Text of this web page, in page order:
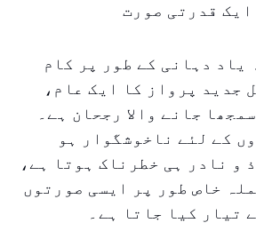
ایک قدرتی صورت
یاد دہانی کے طور پر کام
جدید پرواز کا ایک عام،
جانے والا رجحان ہے۔
کے لئے ناخوشگوار ہو
و نادر ہی خطرناک ہوتا ہے،
خاص طور پر ایسی صورتوں
تیار کیا جاتا ہے۔